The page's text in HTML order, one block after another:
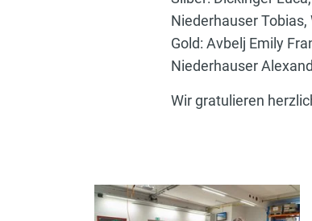
Niederhauser
Gold: Avbelj Emily
Niederhauser
Wir gratulieren